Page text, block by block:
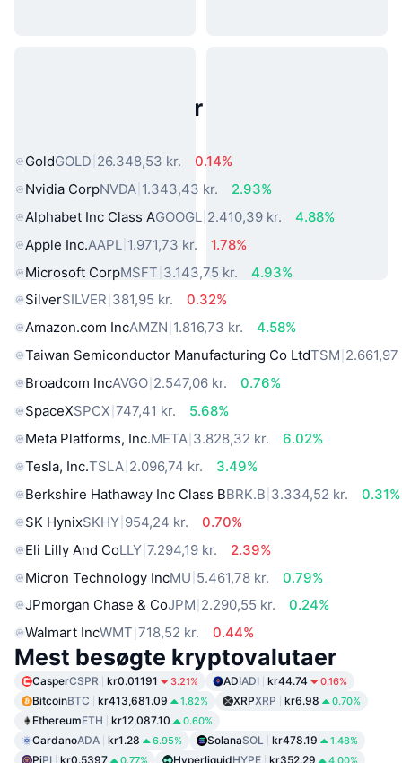
Populære aktiver fra den virkelige
GoldGOLD 26.348,53 kr.
0.14%
Nvidia CorpNVDA 1.343,43 kr.
2.93%
Alphabet Inc Class AGOOGL 2.410,39 kr.
4.88%
Apple Inc.AAPL 1.971,73 kr.
1.78%
Microsoft CorpMSFT 3.143,75 kr.
4.93%
SilverSILVER 381,95 kr.
0.32%
Amazon.com IncAMZN 1.816,73 kr.
4.58%
Taiwan Semiconductor Manufacturing Co LtdTSM 2.661,97
Broadcom IncAVGO 2.547,06 kr.
0.76%
SpaceXSPCX 747,41 kr.
5.68%
Meta Platforms, Inc.META 3.828,32 kr.
6.02%
Tesla, Inc.TSLA 2.096,74 kr.
3.49%
Berkshire Hathaway Inc Class BBRK.B 3.334,52 kr.
0.31%
SK HynixSKHY 954,24 kr.
0.70%
Eli Lilly And CoLLY 7.294,19 kr.
2.39%
Micron Technology IncMU 5.461,78 kr.
0.79%
JPmorgan Chase & CoJPM 2.290,55 kr.
0.24%
Walmart IncWMT 718,52 kr. 0.44%
Mest besøgte kryptovalutaer
CasperCSPR kr0.01191 3.21% ADIADI kr44.74 0.16%
BitcoinBTC kr413,681.09 1.82% XRPXRP kr6.98 0.70%
EthereumETH kr12,087.10 0.60%
CardanoADA kr1.28 6.95% SolanaSOL kr478.19 1.48%
PiPI kr0.5397 HyperliquidHYPE kr352.29